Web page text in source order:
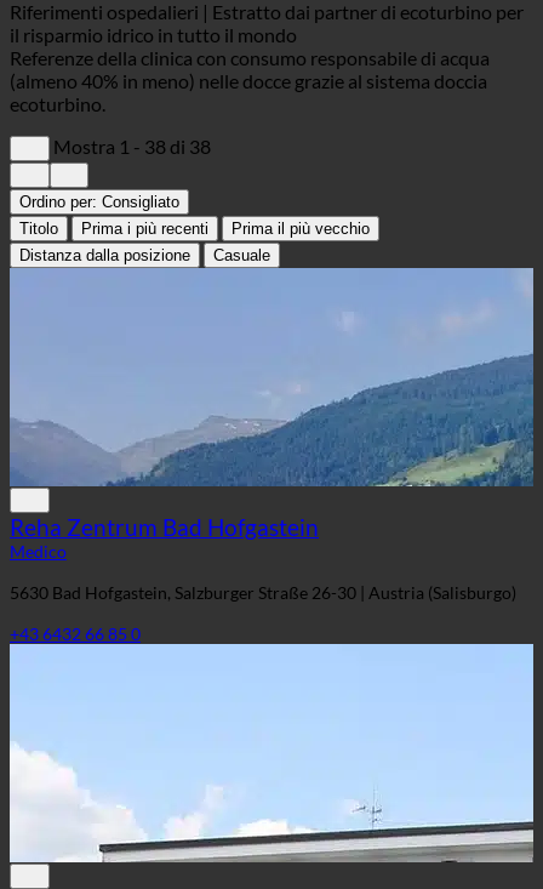
Riferimenti ospedalieri | Estratto dai partner di ecoturbino per
il risparmio idrico in tutto il mondo
Referenze della clinica con consumo responsabile di acqua
(almeno 40% in meno) nelle docce grazie al sistema doccia
ecoturbino.
Mostra 1 - 38 di 38
Ordino per: Consigliato
Titolo
Prima i più recenti
Prima il più vecchio
Distanza dalla posizione
Casuale
Reha Zentrum Bad Hofgastein
Medico
5630 Bad Hofgastein, Salzburger Straße 26-30 | Austria (Salisburgo)
+43 6432 66 85 0